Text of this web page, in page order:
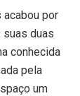
acabou por
duas
conhecida
pela
um